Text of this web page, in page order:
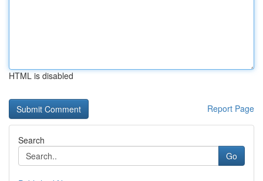
HTML is disabled
Report Page
Search
Go